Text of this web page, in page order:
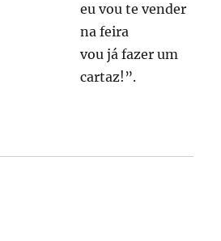
eu vou te vender
na feira
vou já fazer um
cartaz!”.